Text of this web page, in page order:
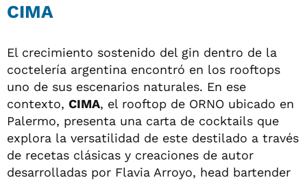
CIMA
El crecimiento sostenido del gin dentro de la
coctelería argentina encontró en los rooftops
uno de sus escenarios naturales. En ese
contexto, CIMA, el rooftop de ORNO ubicado en
Palermo, presenta una carta de cocktails que
explora la versatilidad de este destilado a través
de recetas clásicas y creaciones de autor
desarrolladas por Flavia Arroyo, head bartender